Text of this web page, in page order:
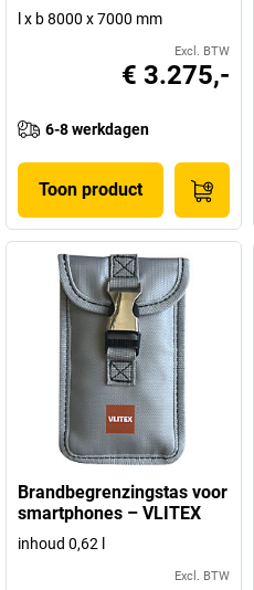
l x b 8000 x 7000 mm
Excl. BTW
€ 3.275,-
6-8 werkdagen
Toon product
Brandbegrenzingstas voor
smartphones – VLITEX
inhoud 0,62 l
Excl. BTW